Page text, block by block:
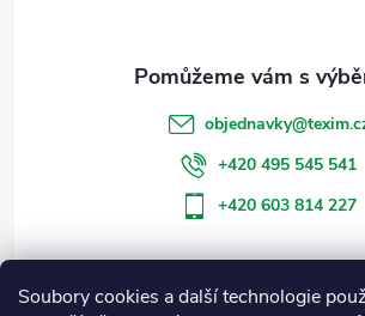
Soubory cookies a další technologie
objednavky@
+420 495 545 541
+420 603 814 227